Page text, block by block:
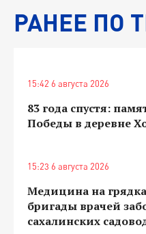
РАНЕЕ ПО
15:42 6 августа 2026
83 года спустя:
Победы в деревне
15:23 6 августа 2026
Медицина на
бригады врачей
сахалинских